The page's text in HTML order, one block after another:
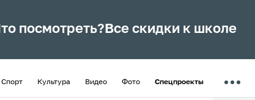
посмотреть? Все скидки к школе
Спорт Культура Видео Фото Спецпроекты